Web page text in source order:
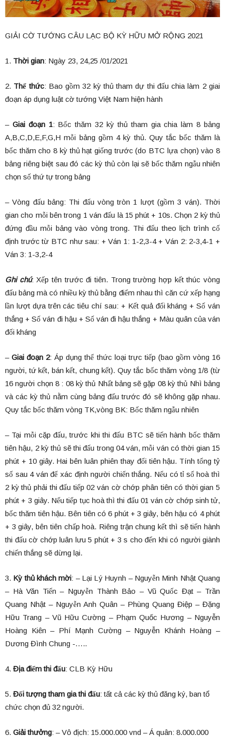
GIẢI CỜ TƯỚNG CÂU LẠC BỘ KỲ HỮU MỞ RỘNG 2021
1. Thời gian: Ngày 23, 24,25 /01/2021
2. Thể thức: Bao gồm 32 kỳ thủ tham dự thi đấu chia làm 2 giai
đoạn áp dụng luật cờ tướng Việt Nam hiện hành
– Giai đoạn 1: Bốc thăm 32 kỳ thủ tham gia chia làm 8 bảng
A,B,C,D,E,F,G,H mỗi bảng gồm 4 kỳ thủ. Quy tắc bốc thăm là
bốc thăm cho 8 kỳ thủ hạt giống trước (do BTC lựa chọn) vào 8
bảng riêng biệt sau đó các kỳ thủ còn lại sẽ bốc thăm ngẫu nhiên
chọn số thứ tự trong bảng
– Vòng đấu bảng: Thi đấu vòng tròn 1 lượt (gồm 3 ván). Thời
gian cho mỗi bên trong 1 ván đấu là 15 phút + 10s. Chọn 2 kỳ thủ
đứng đầu mỗi bảng vào vòng trong. Thi đấu theo lịch trình cố
định trước từ BTC như sau: + Ván 1: 1-2,3-4 + Ván 2: 2-3,4-1 +
Ván 3: 1-3,2-4
Ghi chú: Xếp tên trước đi tiên. Trong trường hợp kết thúc vòng
đấu bảng mà có nhiều kỳ thủ bằng điểm nhau thì căn cứ xếp hạng
lần lượt dựa trên các tiêu chí sau: + Kết quả đối kháng + Số ván
thắng + Số ván đi hậu + Số ván đi hậu thắng + Màu quân của ván
đối kháng
–Giai đoạn 2: Áp dụng thể thức loại trực tiếp (bao gồm vòng 16
người, tứ kết, bán kết, chung kết). Quy tắc bốc thăm vòng 1/8 (từ
16 người chọn 8 : 08 kỳ thủ Nhất bảng sẽ gặp 08 kỳ thủ Nhì bảng
và các kỳ thủ nằm cùng bảng đấu trước đó sẽ không gặp nhau.
Quy tắc bốc thăm vòng TK,vòng BK: Bốc thăm ngẫu nhiên
– Tại mỗi cặp đấu, trước khi thi đấu BTC sẽ tiến hành bốc thăm
tiên hậu, 2 kỳ thủ sẽ thi đấu trong 04 ván, mỗi ván có thời gian 15
phút + 10 giây. Hai bên luân phiên thay đổi tiên hậu. Tính tổng tỷ
số sau 4 ván để xác định người chiến thắng. Nếu có tỉ số hoà thì
2 kỳ thủ phải thi đấu tiếp 02 ván cờ chớp phân tiên có thời gian 5
phút + 3 giây. Nếu tiếp tục hoà thì thi đấu 01 ván cờ chớp sinh tử,
bốc thăm tiên hậu. Bên tiên có 6 phút + 3 giây, bên hậu có 4 phút
+ 3 giây, bên tiên chấp hoà. Riêng trận chung kết thì sẽ tiến hành
thi đấu cờ chớp luân lưu 5 phút + 3 s cho đến khi có người giành
chiến thắng sẽ dừng lại.
3. Kỳ thủ khách mời: – Lại Lý Huynh – Nguyễn Minh Nhật Quang
– Hà Văn Tiến – Nguyễn Thành Bảo – Vũ Quốc Đạt – Trần
Quang Nhật – Nguyễn Anh Quân – Phùng Quang Điệp – Đặng
Hữu Trang – Vũ Hữu Cường – Phạm Quốc Hương – Nguyễn
Hoàng Kiên – Phí Mạnh Cường – Nguyễn Khánh Hoàng –
Dương Đình Chung -…..
4. Địa điểm thi đấu: CLB Kỳ Hữu
5. Đối tượng tham gia thi đấu: tất cả các kỳ thủ đăng ký, ban tổ
chức chọn đủ 32 người.
6. Giải thưởng: – Vô địch: 15.000.000 vnd – Á quân: 8.000.000